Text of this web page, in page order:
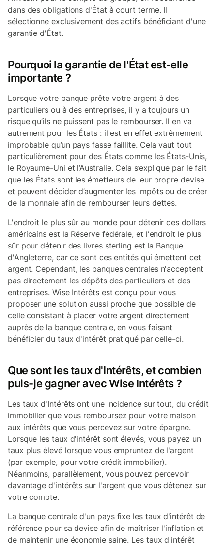
dans des obligations d'État à court terme. Il
sélectionne exclusivement des actifs bénéficiant d'une
garantie d'État.
Pourquoi la garantie de l'État est-elle
importante ?
Lorsque votre banque prête votre argent à des
particuliers ou à des entreprises, il y a toujours un
risque qu’ils ne puissent pas le rembourser. Il en va
autrement pour les États : il est en effet extrêmement
improbable qu’un pays fasse faillite. Cela vaut tout
particulièrement pour des États comme les États-Unis,
le Royaume-Uni et l’Australie. Cela s’explique par le fait
que les États sont les émetteurs de leur propre devise
et peuvent décider d’augmenter les impôts ou de créer
de la monnaie afin de rembourser leurs dettes.
L'endroit le plus sûr au monde pour détenir des dollars
américains est la Réserve fédérale, et l'endroit le plus
sûr pour détenir des livres sterling est la Banque
d'Angleterre, car ce sont ces entités qui émettent cet
argent. Cependant, les banques centrales n'acceptent
pas directement les dépôts des particuliers et des
entreprises. Wise Intérêts est conçu pour vous
proposer une solution aussi proche que possible de
celle consistant à placer votre argent directement
auprès de la banque centrale, en vous faisant
bénéficier du taux d'intérêt pratiqué par celle-ci.
Que sont les taux d'Intérêts, et combien
puis-je gagner avec Wise Intérêts ?
Les taux d'Intérêts ont une incidence sur tout, du crédit
immobilier que vous remboursez pour votre maison
aux intérêts que vous percevez sur votre épargne.
Lorsque les taux d'intérêt sont élevés, vous payez un
taux plus élevé lorsque vous empruntez de l'argent
(par exemple, pour votre crédit immobilier).
Néanmoins, parallèlement, vous pouvez percevoir
davantage d'intérêts sur l'argent que vous détenez sur
votre compte.
La banque centrale d'un pays fixe les taux d'intérêt de
référence pour sa devise afin de maîtriser l'inflation et
de maintenir une économie saine. Les taux d'intérêt